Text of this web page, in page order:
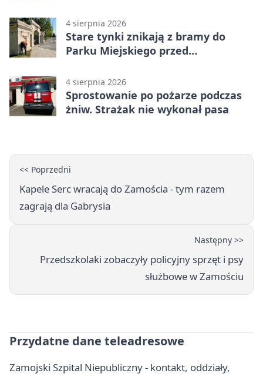
4 sierpnia 2026
Stare tynki znikają z bramy do
Parku Miejskiego przed
4 sierpnia 2026
Sprostowanie po pożarze podczas
żniw. Strażak nie wykonał pasa
<< Poprzedni
Kapele Serc wracają do Zamościa - tym razem
zagrają dla Gabrysia
Następny >>
Przedszkolaki zobaczyły policyjny sprzęt i psy
służbowe w Zamościu
Przydatne dane teleadresowe
Zamojski Szpital Niepubliczny - kontakt, oddziały,